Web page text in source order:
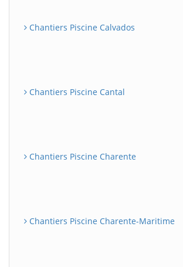
Chantiers Piscine Calvados
Chantiers Piscine Cantal
Chantiers Piscine Charente
Chantiers Piscine Charente-Maritime